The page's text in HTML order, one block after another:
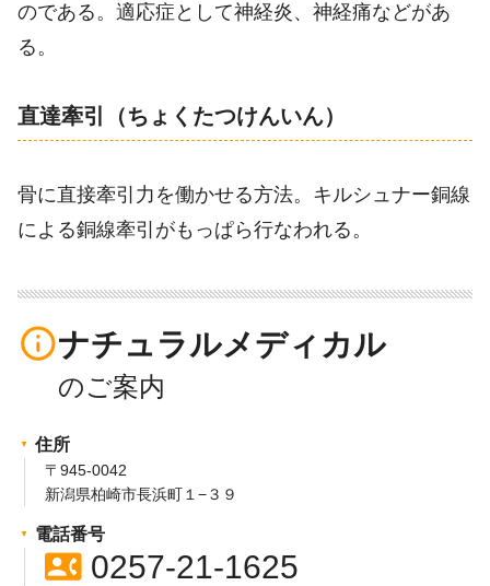
のである。適応症として神経炎、神経痛などがあ
る。
直達牽引（ちょくたつけんいん）
骨に直接牽引力を働かせる方法。キルシュナー銅線
による銅線牽引がもっぱら行なわれる。
info_outlineナチュラルメディカル
住所
〒945-0042
新潟県柏崎市長浜町１−３９
電話番号
contact_phone0257-21-1625